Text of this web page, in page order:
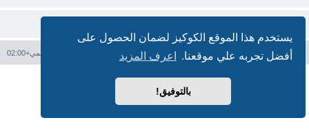
يستخدم هذا الموقع الكوكيز لضمان الحصول على
أفضل تجربه علي موقعنا.
اعرف المزيد
بالتوفيق!
فهرس المنتدى جميع الأوقات تستخدم التوقيت العالمي+02:00 حذف الكوكيز
بدعم منphpBB
® Forum Software © phpBB Limited
الترجمة برعاية